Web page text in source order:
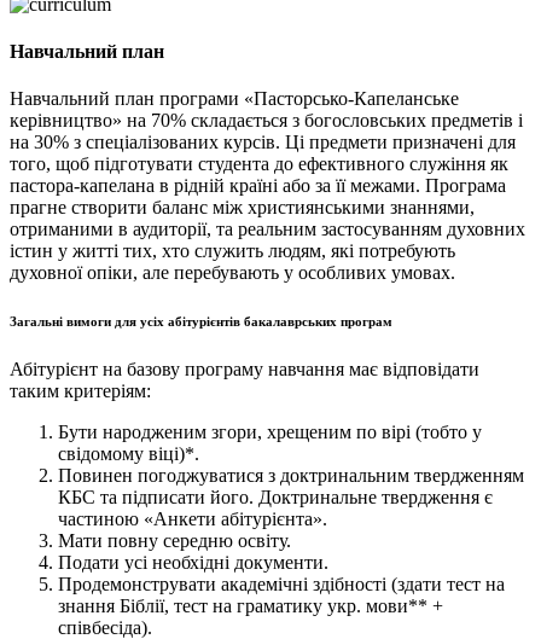
Навчальний план
Навчальний план програми «Пасторсько-Капеланське
керівництво» на 70% складається з богословських предметів і
на 30% з спеціалізованих курсів. Ці предмети призначені для
того, щоб підготувати студента до ефективного служіння як
пастора-капелана в рідній країні або за її межами. Програма
прагне створити баланс між християнськими знаннями,
отриманими в аудиторії, та реальним застосуванням духовних
істин у житті тих, хто служить людям, які потребують
духовної опіки, але перебувають у особливих умовах.
Загальні вимоги для усіх абітурієнтів бакалаврських програм
Абітурієнт на базову програму навчання має відповідати
таким критеріям:
Бути народженим згори, хрещеним по вірі (тобто у
свідомому віці)*.
Повинен погоджуватися з доктринальним твердженням
КБС та підписати його. Доктринальне твердження є
частиною «Анкети абітурієнта».
Мати повну середню освіту.
Подати усі необхідні документи.
Продемонструвати академічні здібності (здати тест на
знання Біблії, тест на граматику укр. мови** +
співбесіда).